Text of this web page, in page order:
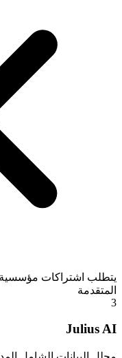
يتطلب اشتراكات مؤسسية
المتقدمة
3
Julius AI